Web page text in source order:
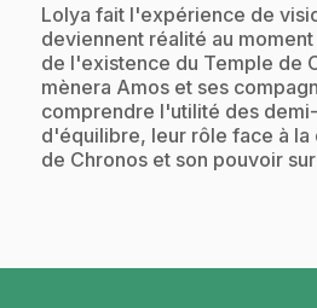
.Lolya fait l'expérience de
deviennent réalité au
de l'existence du Temple de
mènera Amos et ses
comprendre l'utilité des
d'équilibre, leur rôle face à la
de Chronos et son pouvoir